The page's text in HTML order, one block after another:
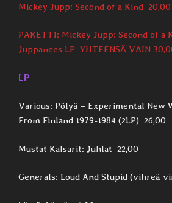
Mickey Jupp: Second of a Kind 20,00
PAKETTI: Mickey Jupp: Second of a
Juppanees LP YHTEENSÄ VAIN
LP
Various: Pölyä – Experimental New
From Finland 1979-1984 (2LP) 26,00
Mustat Kalsarit: Juhlat 22,00
Generals: Loud And Stupid (vihreä